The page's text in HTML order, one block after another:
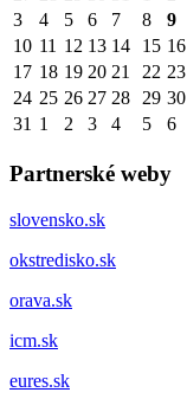
3
4 5 6 7 8
9
10 11 12 13 14 15 16
17 18 19 20 21 22 23
24 25 26 27 28 29 30
31 1 2 3 4 5 6
Partnerské weby
slovensko.sk
okstredisko.sk
orava.sk
icm.sk
eures.sk